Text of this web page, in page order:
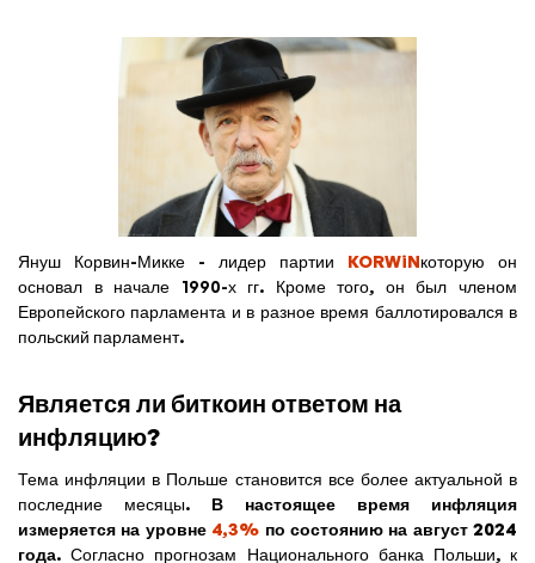
Януш Корвин-Микке - лидер партии KORWiNкоторую он
основал в начале 1990-х гг. Кроме того, он был членом
Европейского парламента и в разное время баллотировался в
польский парламент.
Является ли биткоин ответом на
инфляцию?
Тема инфляции в Польше становится все более актуальной в
последние месяцы. В настоящее время инфляция
измеряется на уровне 4,3% по состоянию на август 2024
года. Согласно прогнозам Национального банка Польши, к